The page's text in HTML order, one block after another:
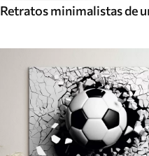
Retratos minimalistas de